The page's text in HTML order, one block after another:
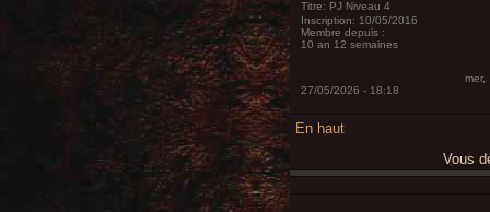
Titre: PJ Niveau 4
Inscription: 10/05/2016
Membre depuis :
10 an 12 semaines
mer,
27/05/2026 - 18:18
En haut
Vous